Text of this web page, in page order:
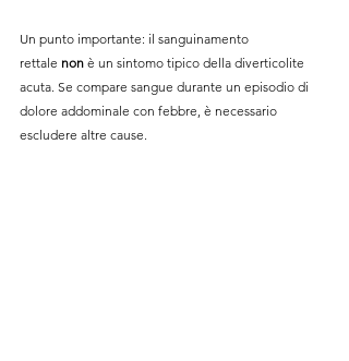
Un punto importante: il sanguinamento
rettale non è un sintomo tipico della diverticolite
acuta. Se compare sangue durante un episodio di
dolore addominale con febbre, è necessario
escludere altre cause.